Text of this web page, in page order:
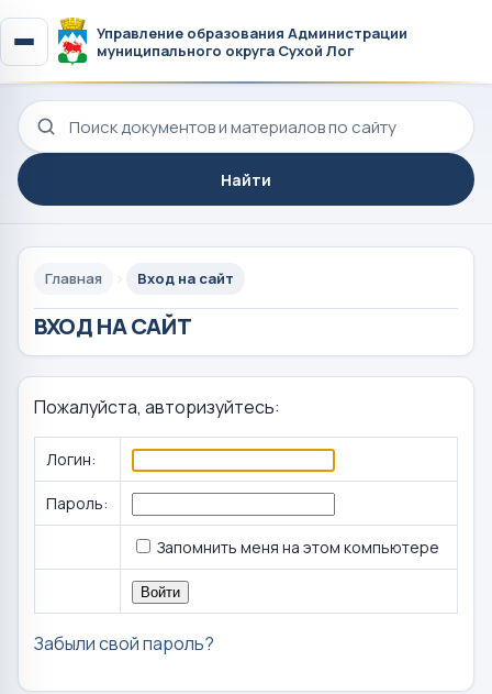
Управление образования Администрации
муниципального округа Сухой Лог
Поиск по сайту
Найти
Главная Вход на сайт
ВХОД НА САЙТ
Пожалуйста, авторизуйтесь:
Логин:
Пароль:
Запомнить меня на этом компьютере
Забыли свой пароль?